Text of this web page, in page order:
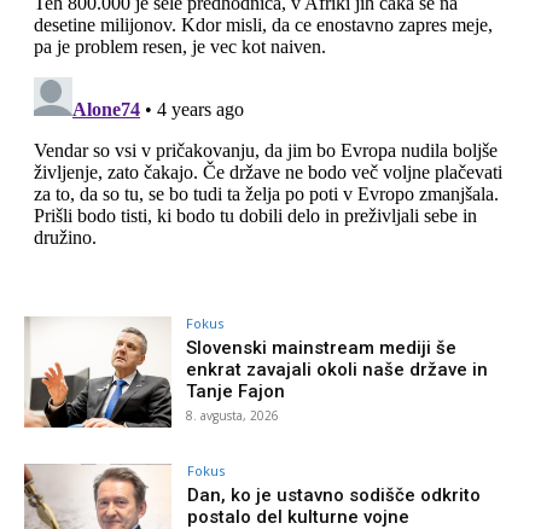
Fokus
Slovenski mainstream mediji še
enkrat zavajali okoli naše države in
Tanje Fajon
8. avgusta, 2026
Fokus
Dan, ko je ustavno sodišče odkrito
postalo del kulturne vojne